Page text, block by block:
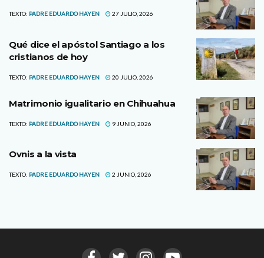
TEXTO: PADRE EDUARDO HAYEN 27 JULIO, 2026
Qué dice el apóstol Santiago a los
cristianos de hoy
TEXTO: PADRE EDUARDO HAYEN 20 JULIO, 2026
Matrimonio igualitario en Chihuahua
TEXTO: PADRE EDUARDO HAYEN 9 JUNIO, 2026
Ovnis a la vista
TEXTO: PADRE EDUARDO HAYEN 2 JUNIO, 2026